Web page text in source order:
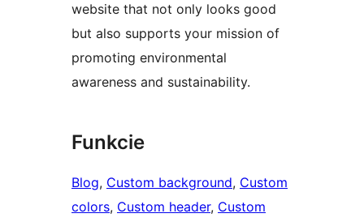
website that not only looks good
but also supports your mission of
promoting environmental
awareness and sustainability.
Funkcie
Blog, Custom background, Custom
colors, Custom header, Custom